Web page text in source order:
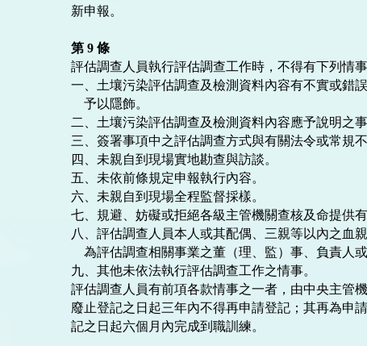
新申報。
第 9 條
評估調查人員執行評估調查工作時，不得有下列情事
一、土壤污染評估調查及檢測資料內容有不實或錯
    予以隱飾。
二、土壤污染評估調查及檢測資料內容應予說明之事
三、簽署事項中之評估調查方式與有關法令或常規
四、未親自到現場實地勘查與訪談。
五、未依前條規定申報執行內容。
六、未親自到現場全程監督採樣。
七、規避、妨礙或拒絕各級主管機關查核及命提供有
八、評估調查人員本人或其配偶、三親等以內之血
    為評估調查相關事業之董（理、監）事、負責人或受僱人。
九、其他未依法執行評估調查工作之情事。
評估調查人員有前項各款情事之一者，由中央主管
廢止登記之日起三年內不得再申請登記；其再為申
記之日起六個月內完成到職訓練。